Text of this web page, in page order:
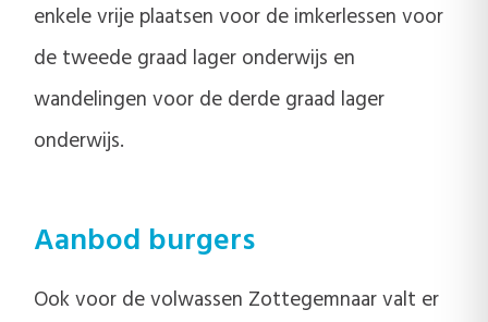
enkele vrije plaatsen voor de imkerlessen voor
de tweede graad lager onderwijs en
wandelingen voor de derde graad lager
onderwijs.
Aanbod burgers
Ook voor de volwassen Zottegemnaar valt er